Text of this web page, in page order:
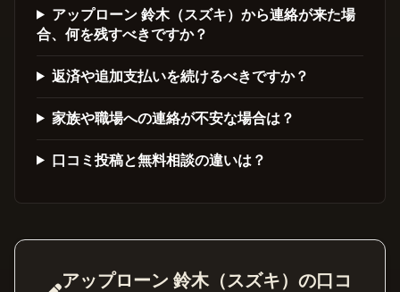
アップローン 鈴木（スズキ）から連絡が来た場
合、何を残すべきですか？
返済や追加支払いを続けるべきですか？
家族や職場への連絡が不安な場合は？
口コミ投稿と無料相談の違いは？
アップローン 鈴木（スズキ）の口コ